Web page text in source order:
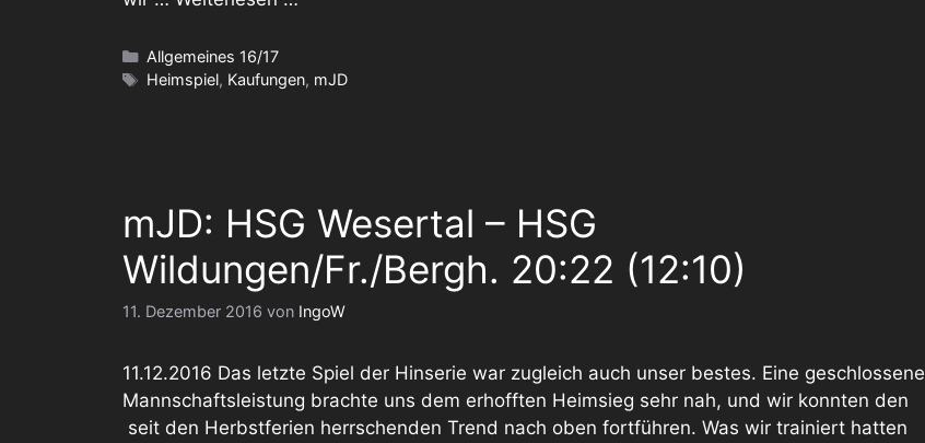
Kategorien
Allgemeines 16/17
Schlagwörter
Heimspiel, Kaufungen, mJD
mJD: HSG Wesertal – HSG
Wildungen/Fr./Bergh. 20:22 (12:10)
11. Dezember 2016 von IngoW
11.12.2016 Das letzte Spiel der Hinserie war zugleich auch unser bestes. Eine geschlossene
Mannschaftsleistung brachte uns dem erhofften Heimsieg sehr nah, und wir konnten den
seit den Herbstferien herrschenden Trend nach oben fortführen. Was wir trainiert hatten